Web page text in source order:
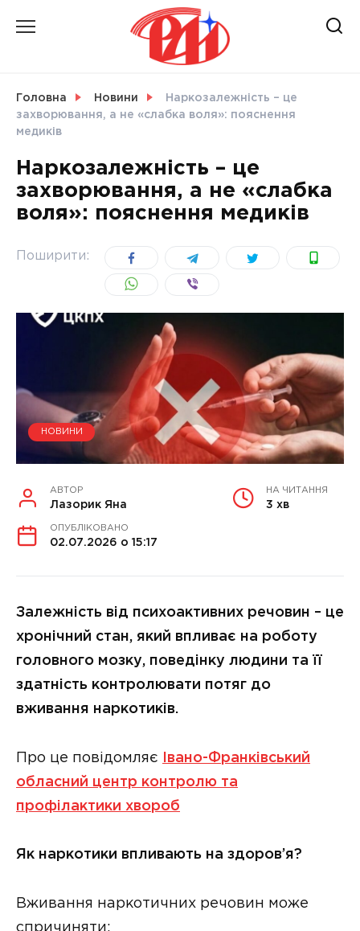
СВІТ
УКРАЇНА
Головна Новини
Наркозалежність – це
захворювання, а не «слабка воля»: пояснення
медиків
Наркозалежність – це
захворювання, а не «слабка
воля»: пояснення медиків
Поширити:
НОВИНИ
АВТОР
Лазорик Яна
НА ЧИТАННЯ
3 хв
ОПУБЛІКОВАНО
02.07.2026 о 15:17
Залежність від психоактивних речовин – це
хронічний стан, який впливає на роботу
головного мозку, поведінку людини та її
здатність контролювати потяг до
вживання наркотиків.
Про це повідомляє
Івано-Франківський
обласний центр контролю та
профілактики хвороб
Як наркотики впливають на здоров’я?
Вживання наркотичних речовин може
спричиняти: